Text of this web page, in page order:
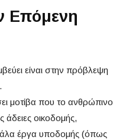
Επόμενη
είναι στην πρόβλεψη
μοτίβα που το ανθρώπινο
άδειες οικοδομής,
έργα υποδομής (όπως